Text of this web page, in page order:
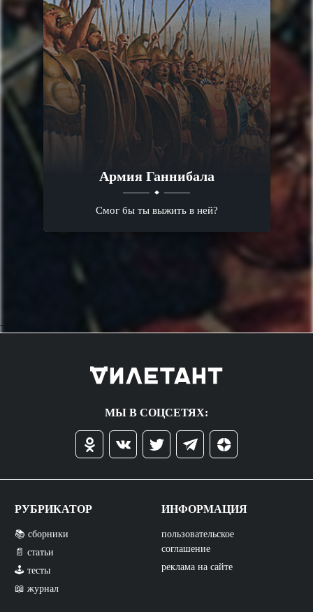
Армия Ганнибала
Смог бы ты выжить в ней?
->
МЫ В СОЦСЕТЯХ:
РУБРИКАТОР
📚 сборники
📄 статьи
🕹️ тесты
📖 журнал
ИНФОРМАЦИЯ
пользовательское
соглашение
реклама на сайте